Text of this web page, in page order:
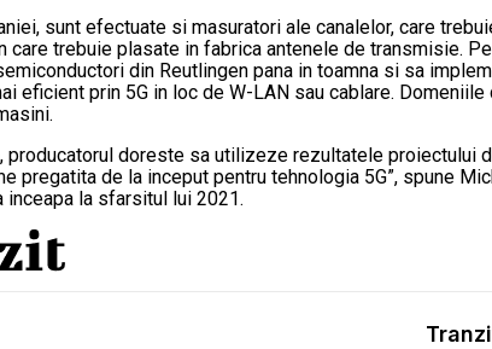
sunt efectuate si masuratori ale canalelor, care
care trebuie plasate in fabrica antenele de transmisie.
din Reutlingen pana in toamna si sa
eficient prin 5G in loc de W-LAN sau cablare.
producatorul doreste sa utilizeze rezultatele proiectului
pregatita de la inceput pentru tehnologia 5G”, spune
inceapa la sfarsitul lui 2021.